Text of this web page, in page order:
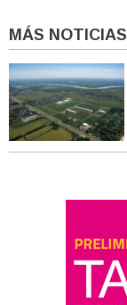
MÁS NOTICIAS